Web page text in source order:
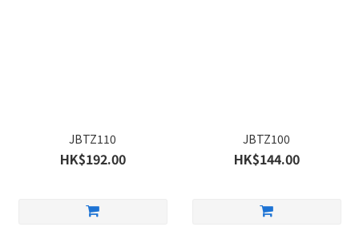
JBTZ110
HK$192.00
JBTZ100
HK$144.00